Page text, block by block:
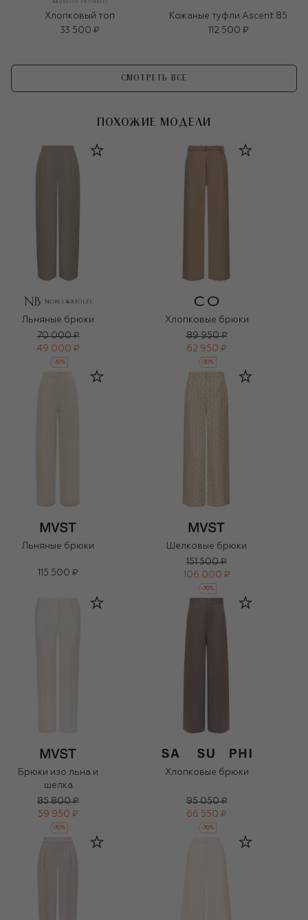
Хлопковый топ
33 500 ₽
Кожаные туфли Ascent 85
112 500 ₽
СМОТРЕТЬ ВСЕ
ПОХОЖИЕ МОДЕЛИ
Льняные брюки
70 000 ₽
49 000 ₽
-30%
Хлопковые брюки
89 950 ₽
62 950 ₽
-30%
Льняные брюки
115 500 ₽
Шелковые брюки
151 500 ₽
106 000 ₽
-30%
Брюки изо льна и
шелка
85 800 ₽
59 950 ₽
-30%
Хлопковые брюки
95 050 ₽
66 550 ₽
-30%